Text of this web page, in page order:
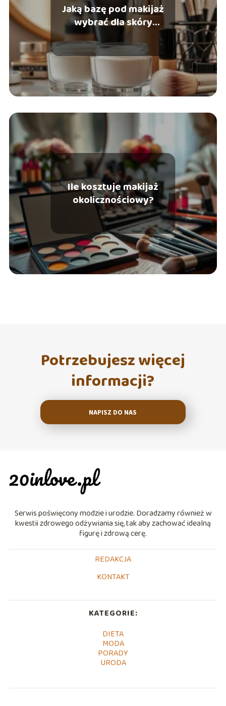
Jaką bazę pod makijaż
wybrać dla skóry
dojrzałej?
Ile kosztuje makijaż
okolicznościowy?
Potrzebujesz więcej
informacji?
NAPISZ DO NAS
Serwis poświęcony modzie i urodzie. Doradzamy również w
kwestii zdrowego odżywiania się, tak aby zachować idealną
figurę i zdrową cerę.
REDAKCJA
KONTAKT
KATEGORIE:
DIETA
MODA
PORADY
URODA